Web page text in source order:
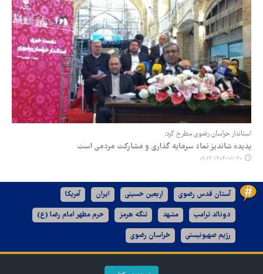
استاندار خراسان رضوی مطرح کرد:
پدیده شاندیز نماد سرمایه گذاری و مشارکت مردمی است
۱۴۰۴-۰۱-۳۰ ۰۹:۱۳
آستان قدس رضوی اربعین حسینی ایران آمریکا
دونالد ترامپ مشهد تنگه هرمز حرم مطهر امام رضا (ع)
رژیم صهیونیستی خراسان رضوی